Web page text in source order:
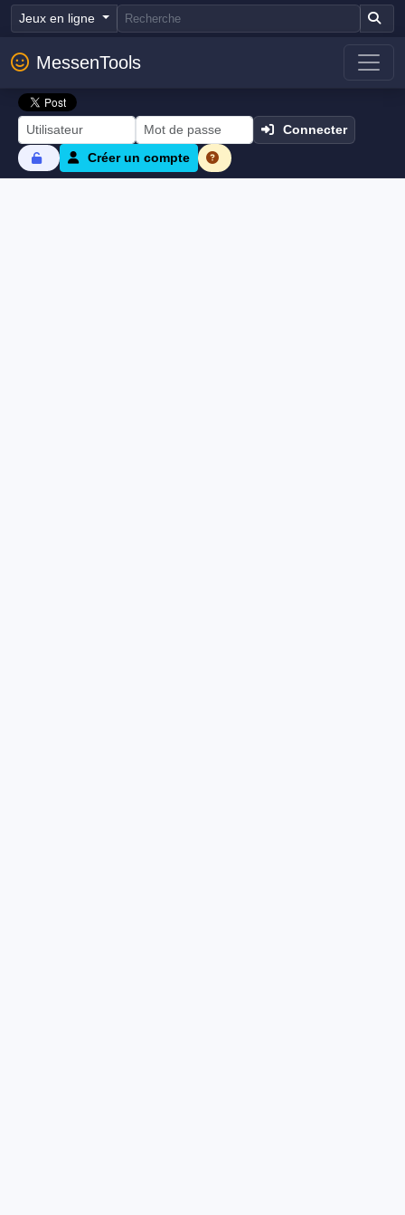
Jeux en ligne
MessenTools
Connecter
Créer un compte